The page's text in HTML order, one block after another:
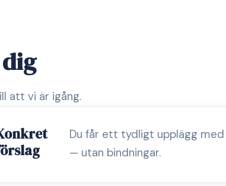
att vi är igång.
Du får ett tydligt upplägg
— utan bindningar.